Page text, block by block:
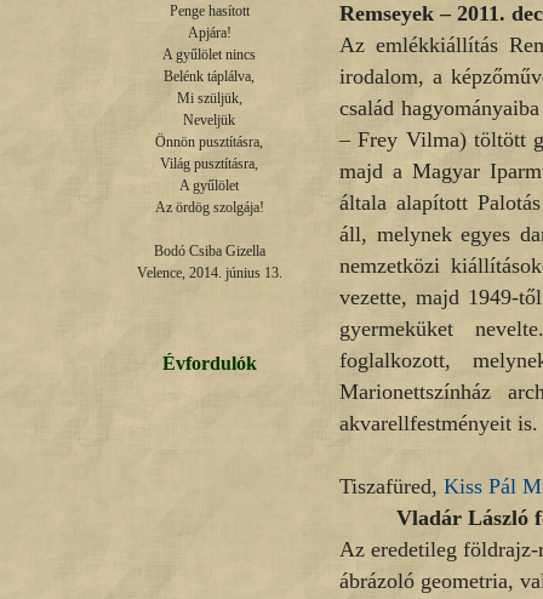
Penge hasított
Apjára!
A gyűlölet nincs
Belénk táplálva,
Mi szüljük,
Neveljük
Önnön pusztításra,
Világ pusztításra,
A gyűlölet
Az ördög szolgája!
Bodó Csiba Gizella
Velence, 2014. június 13.
Évfordulók
Remseyek – 2011.
Az emlékkiállítás
irodalom, a
család
– Frey Vilma) töltött
majd a Magyar
általa alapított
áll, melynek egyes
nemzetközi
vezette, majd 1949-
gyermeküket
foglalkozott,
Marionettszínház
akvarellfestményeit is.
Tiszafüred, Kiss Pál
Vladár László
Az eredetileg földrajz-
ábrázoló geometria,